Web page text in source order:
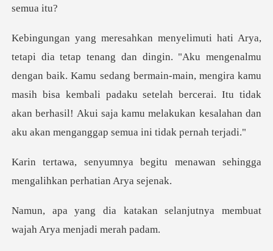
ngan baik. Kamu sedang bermain-main, mengira kamu
masih bisa kembali padaku setelah bercerai. Itu tidak
a
itu menawan sehingga
mengali
n selanjutnya membuat
waja